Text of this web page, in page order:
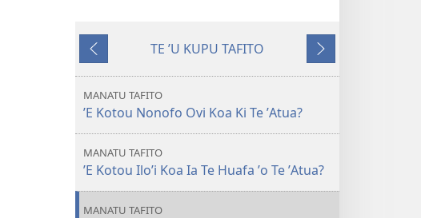
TULE
Feafeaʼi
Ki
ʼAe
ʼi
muʼa
atu
TE ʼU KUPU TAFITO
ʼAe
ʼe
MANATU TAFITO
ʼE Kotou Nonofo Ovi Koa Ki Te ʼAtua?
MANATU TAFITO
ʼE Kotou Iloʼi Koa Ia Te Huafa ʼo Te ʼAtua?
MANATU TAFITO